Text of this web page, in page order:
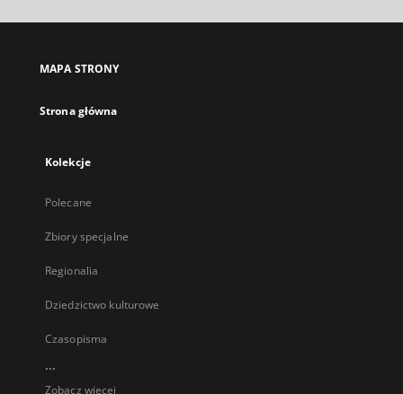
MAPA STRONY
Strona główna
Kolekcje
Polecane
Zbiory specjalne
Regionalia
Dziedzictwo kulturowe
Czasopisma
...
Zobacz więcej